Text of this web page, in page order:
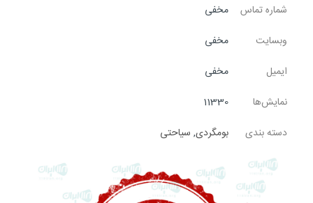
شماره تماس
مخفی
وبسایت
مخفی
ایمیل
مخفی
نمایش‌ها
11330
دسته بندی
بومگردی, سیاحتی